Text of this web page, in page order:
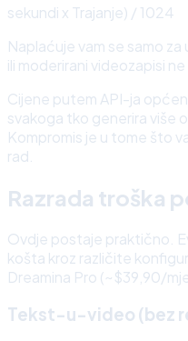
sekundi x Trajanje) / 1024
Naplaćuje vam se samo
ili moderirani videozapisi
Cijene putem API-ja
svakoga tko generira više
Kompromis je u tome što
rad.
Razrada troška
Ovdje postaje praktično.
košta kroz različite
Dreamina Pro (~$39,90/
Tekst-u-video (bez